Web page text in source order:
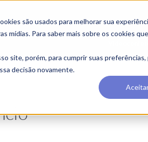
são usados ​​para melhorar sua
mídias. Para saber mais sobre os cookies
site, porém, para cumprir suas preferências,
decisão novamente.